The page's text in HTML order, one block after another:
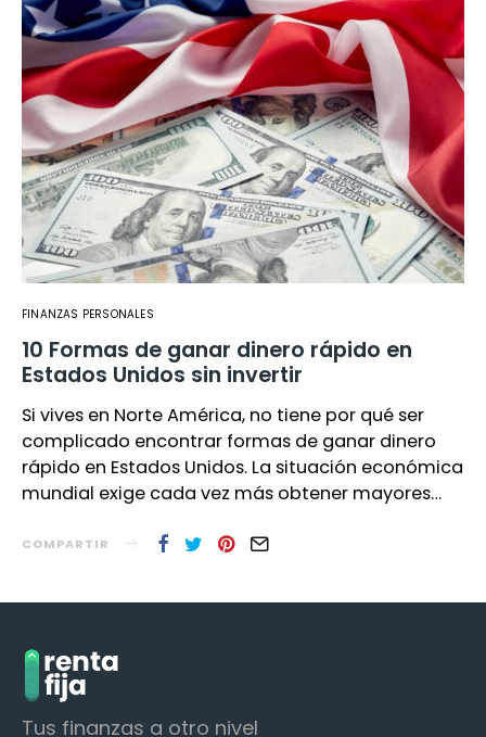
FINANZAS PERSONALES
10 Formas de ganar dinero rápido en
Estados Unidos sin invertir
Si vives en Norte América, no tiene por qué ser
complicado encontrar formas de ganar dinero
rápido en Estados Unidos. La situación económica
mundial exige cada vez más obtener mayores…
COMPARTIR
Tus finanzas a otro nivel